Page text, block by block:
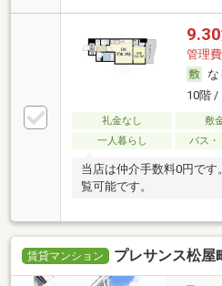
9.30
管理
な
10階 /
礼金なし 敷
一人暮らし
バス・
当店は仲介手数料0円で
覧可能です。
賃貸マンション プレサンス松屋